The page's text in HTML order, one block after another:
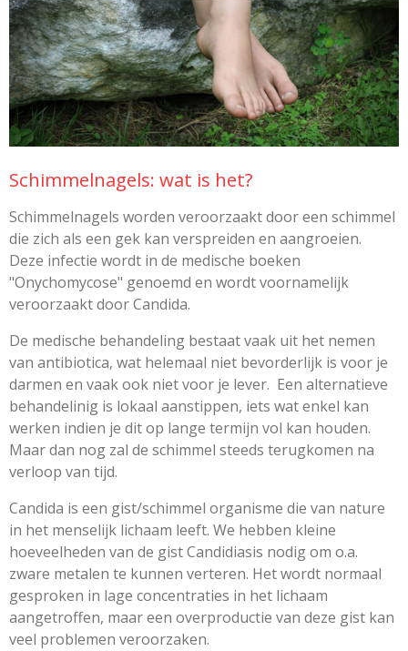
Schimmelnagels: wat is het?
Schimmelnagels worden veroorzaakt door een schimmel
die zich als een gek kan verspreiden en aangroeien.
Deze infectie wordt in de medische boeken
"Onychomycose" genoemd en wordt voornamelijk
veroorzaakt door Candida.
De medische behandeling bestaat vaak uit het nemen
van antibiotica, wat helemaal niet bevorderlijk is voor je
darmen en vaak ook niet voor je lever. Een alternatieve
behandelinig is lokaal aanstippen, iets wat enkel kan
werken indien je dit op lange termijn vol kan houden.
Maar dan nog zal de schimmel steeds terugkomen na
verloop van tijd.
Candida is een gist/schimmel organisme die van nature
in het menselijk lichaam leeft. We hebben kleine
hoeveelheden van de gist Candidiasis nodig om o.a.
zware metalen te kunnen verteren. Het wordt normaal
gesproken in lage concentraties in het lichaam
aangetroffen, maar een overproductie van deze gist kan
veel problemen veroorzaken.